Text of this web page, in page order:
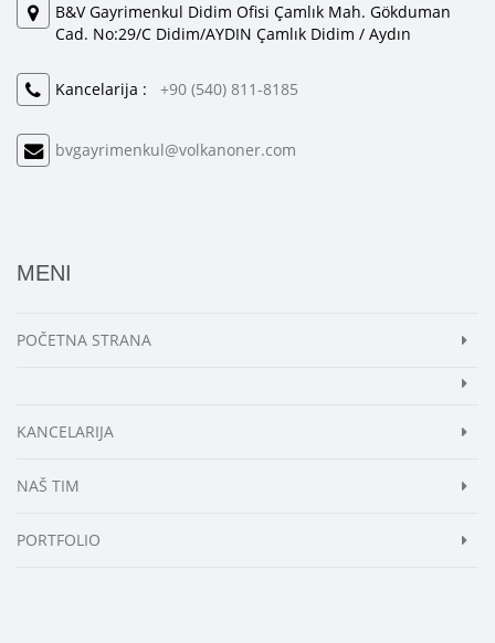
B&V Gayrimenkul Didim Ofisi Çamlık Mah. Gökduman
Cad. No:29/C Didim/AYDIN Çamlık Didim / Aydın
Kancelarija : +90 (540) 811-8185
bvgayrimenkul@volkanoner.com
MENI
POČETNA STRANA
KANCELARIJA
NAŠ TIM
PORTFOLIO